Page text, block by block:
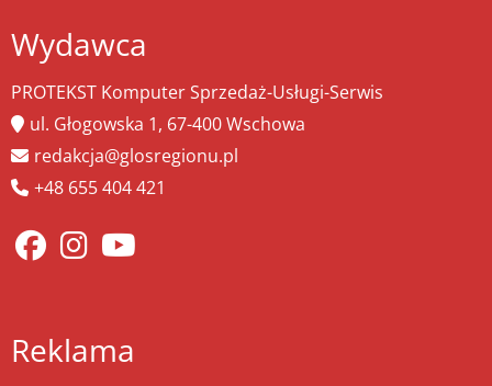
Wydawca
PROTEKST Komputer Sprzedaż-Usługi-Serwis
ul. Głogowska 1, 67-400 Wschowa
redakcja@glosregionu.pl
+48 655 404 421
Reklama